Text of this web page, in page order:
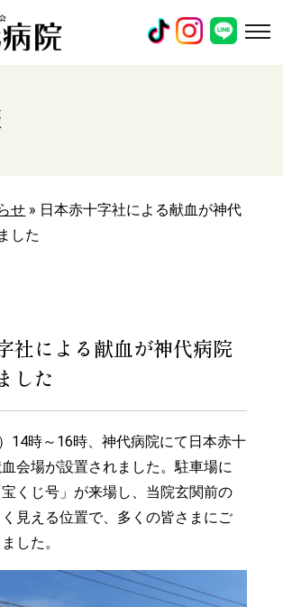
せ » 日本赤十字社による献血が神代
した
社による献血が神代病院
した
14時～16時、神代病院にて日本赤十
会場が設置されました。駐車場に
くじ号」が来場し、当院玄関前の
見える位置で、多くの皆さまにご
した。